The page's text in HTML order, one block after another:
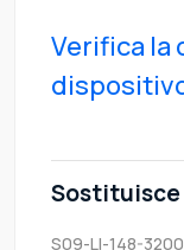
Verifica la
S09-LI-148-3200